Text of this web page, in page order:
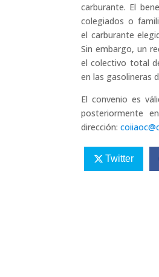
carburante. El
colegiados o
el carburante
Sin embargo, un
el colectivo total
en las gasolineras
El convenio es
posteriormente
dirección:
Twitter